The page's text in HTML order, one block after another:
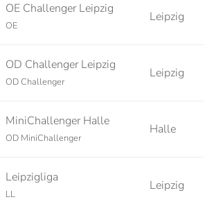
OE Challenger Leipzig
OE
Leipzig
OD Challenger Leipzig
OD Challenger
Leipzig
MiniChallenger Halle
OD MiniChallenger
Halle
Leipzigliga
LL
Leipzig